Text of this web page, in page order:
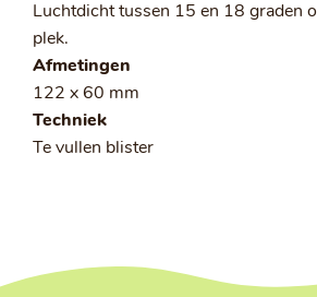
Luchtdicht tussen 15 en 18 graden
plek.
Afmetingen
122 x 60 mm
Techniek
Te vullen blister